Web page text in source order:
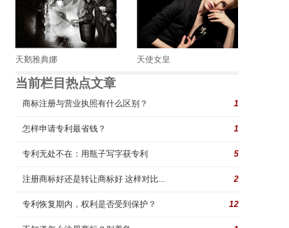
天鹅雅典娜 天使女皇
当前栏目热点文章
商标注册与营业执照有什么区别？ 1
怎样申请专利最省钱？ 1
专利无处不在：用瓶子写字获专利 5
注册商标好还是转让商标好 这样对比... 2
专利恢复期内，权利是否受到保护？ 12